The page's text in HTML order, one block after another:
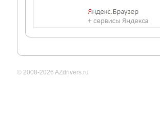
© 2008-2026 AZdrivers.ru